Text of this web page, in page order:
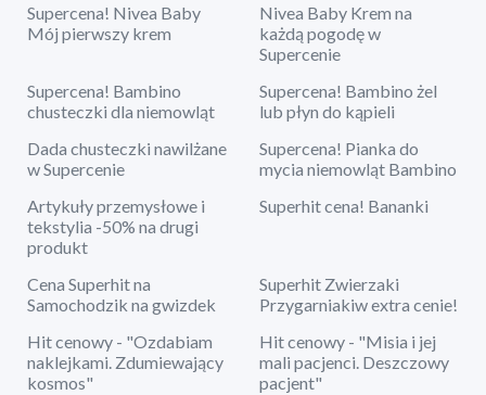
Supercena! Nivea Baby
Mój pierwszy krem
Nivea Baby Krem na
każdą pogodę w
Supercenie
Supercena! Bambino
chusteczki dla niemowląt
Supercena! Bambino żel
lub płyn do kąpieli
Dada chusteczki nawilżane
w Supercenie
Supercena! Pianka do
mycia niemowląt Bambino
Artykuły przemysłowe i
tekstylia -50% na drugi
produkt
Superhit cena! Bananki
Cena Superhit na
Samochodzik na gwizdek
Superhit Zwierzaki
Przygarniakiw extra cenie!
Hit cenowy - "Ozdabiam
naklejkami. Zdumiewający
kosmos"
Hit cenowy - "Misia i jej
mali pacjenci. Deszczowy
pacjent"